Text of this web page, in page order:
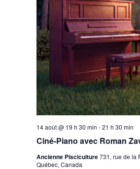
Ciné-Piano avec Roman
14 août @ 19 h 30 min -21 h 30 min
Ancienne Pisciculture731, rue de la
Québec, Canada